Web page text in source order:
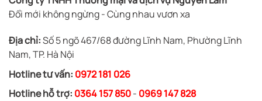
Đổi mới không ngừng - Cùng nhau vươn xa
Địa chỉ:Số 5 ngõ 467/68 đường Lĩnh Nam, Phường Lĩnh
Nam, TP. Hà Nội
Hotline tư vấn: 0972 181 026
Hotline hỗ trợ: 0364 157 850- 0969 147 828